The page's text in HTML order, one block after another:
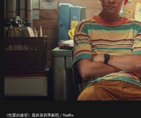
《性愛自修室》最終第四季劇照／Netflix